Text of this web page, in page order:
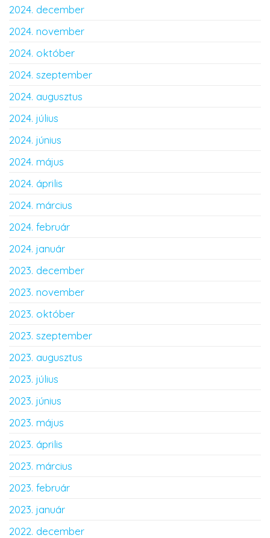
2024. december
2024. november
2024. október
2024. szeptember
2024. augusztus
2024. július
2024. június
2024. május
2024. április
2024. március
2024. február
2024. január
2023. december
2023. november
2023. október
2023. szeptember
2023. augusztus
2023. július
2023. június
2023. május
2023. április
2023. március
2023. február
2023. január
2022. december